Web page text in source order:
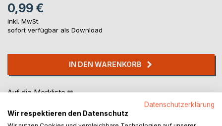
0,99 €
inkl. MwSt.
sofort verfügbar als Download
IN DEN WARENKORB
Auf die Merkliste
Datenschutzerklärung
Wir respektieren den Datenschutz